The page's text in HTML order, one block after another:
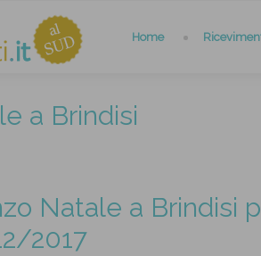
Home
a Brindisi
Natale a Brindisi
2017